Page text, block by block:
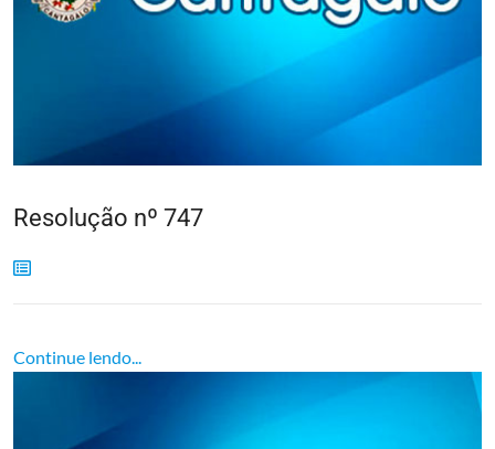
Resolução nº 747
Continue lendo...